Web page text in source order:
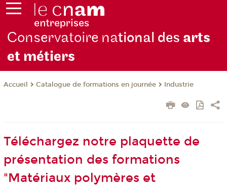
Conservatoire national des arts
et métiers
Accueil Catalogue de formations en journée Industrie
Téléchargez notre plaquette de
présentation des formations
"Matériaux polymères et